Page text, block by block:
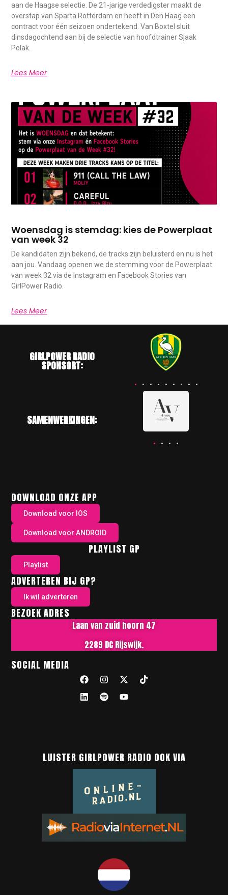
aan de Haagse selectie. De 21-jarige verdedigster maakt de
overstap van Sparta Rotterdam en heeft in Den Haag een
contract voor één seizoen ondertekend. Van Boxtel sluit
dinsdagochtend aan bij de selectie van hoofdtrainer Sjaak
Polak.
Lees Meer
Woensdag is stemdag: kies de Powerplaat
van week 32
De kandidaten zijn bekend, de tracks zijn beluisterd en nu is het
aan jou. Vandaag openen we de stemming voor de Powerplaat
van week 32 via de Instagram en Facebook Stories van
GirlPower Radio.
Lees Meer
GIRLPOWER RADIO
SPONSORT:
SAMENWERKINGEN:
DOWNLOAD ONZE APP
Download voor IOS
Download voor ANDROID
PLAYLIST GP
Playlist
ADVERTEREN BIJ GP?
Ik wil adverteren
BEZOEK ADRES
Laan van zuid hoorn 47
2289 DC Rijswijk.
SOCIAL MEDIA
LUISTER GIRLPOWER RADIO OOK VIA